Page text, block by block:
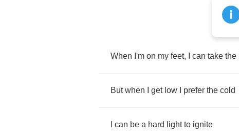
When I'm on my feet, can take the
But when get low prefer the cold
can be a hard light to ignite